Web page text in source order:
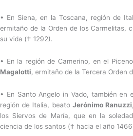
• En Siena, en la Toscana, región de
ermitaño de la Orden de los Carmelitas,
su vida († 1292).
• En la región de Camerino, en el
Magalotti, ermitaño de la Tercera Orden
• En Santo Angelo in Vado, también en
región de Italia, beato Jerónimo Ranuzzi
los Siervos de María, que en la
ciencia de los santos († hacia el año